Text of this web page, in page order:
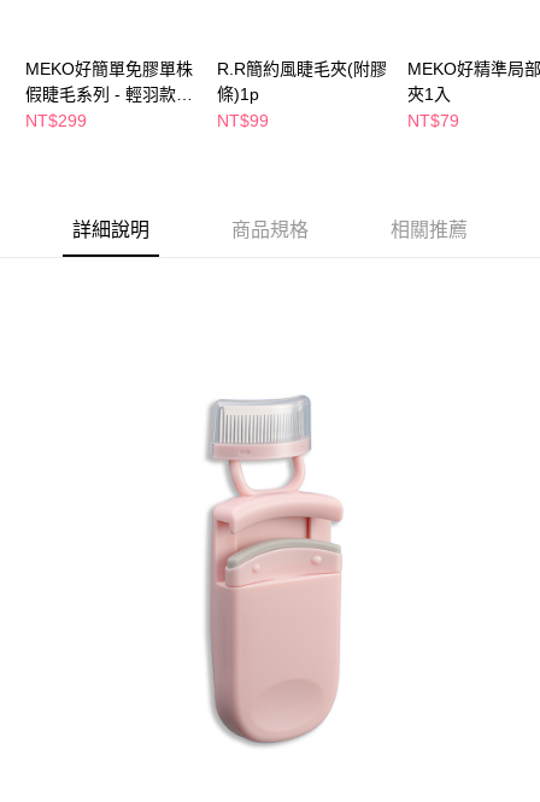
【注意事項】
１．透過由恩沛科技股份有限公司提供之「AFTEE先享後付」服務完成之交
易，需依本服務之必要範圍內提供個人資料，並將交易相關給付款項請求債
權轉讓予恩沛科技股份有限公司。
４．使用「AFTEE先享後付」時，將依據個別帳號之用戶狀況，依本公司即
每筆NT$65，滿NT$490(含以上)免運費
付款後7-11取貨
每筆NT$100，滿NT$790(含以上)免運費
MEKO好簡單免膠單株
假睫毛系列 - 輕羽款(
I-036)
NT$299
R.R簡約風睫毛夾(附膠
條)1p
NT$99
MEKO好精準局
夾1入
NT$79
詳細說明 商品規格 相關推薦